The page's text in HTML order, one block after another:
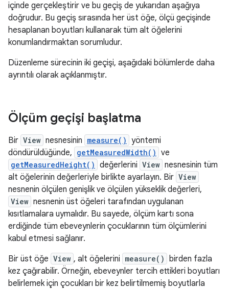
içinde gerçekleştirir ve bu geçiş de yukarıdan aşağıya
doğrudur. Bu geçiş sırasında her üst öğe, ölçü geçişinde
hesaplanan boyutları kullanarak tüm alt öğelerini
konumlandırmaktan sorumludur.
Düzenleme sürecinin iki geçişi, aşağıdaki bölümlerde daha
ayrıntılı olarak açıklanmıştır.
Ölçüm geçişi başlatma
Bir View nesnesinin measure() yöntemi
döndürüldüğünde, getMeasuredWidth() ve
getMeasuredHeight() değerlerini View nesnesinin tüm
alt öğelerinin değerleriyle birlikte ayarlayın. Bir View
nesnenin ölçülen genişlik ve ölçülen yükseklik değerleri,
View nesnenin üst öğeleri tarafından uygulanan
kısıtlamalara uymalıdır. Bu sayede, ölçüm kartı sona
erdiğinde tüm ebeveynlerin çocuklarının tüm ölçümlerini
kabul etmesi sağlanır.
Bir üst öğe View , alt öğelerini measure() birden fazla
kez çağırabilir. Örneğin, ebeveynler tercih ettikleri boyutları
belirlemek için çocukları bir kez belirtilmemiş boyutlarla